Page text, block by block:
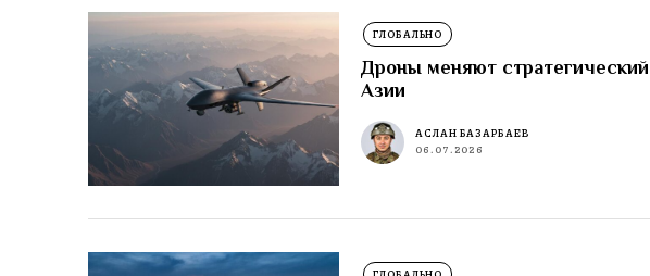
ГЛОБАЛЬНО
Дроны меняют
Азии
АСЛАН БАЗАРБАЕВ
06.07.2026